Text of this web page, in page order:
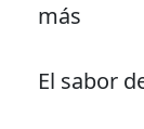
más
El sabor